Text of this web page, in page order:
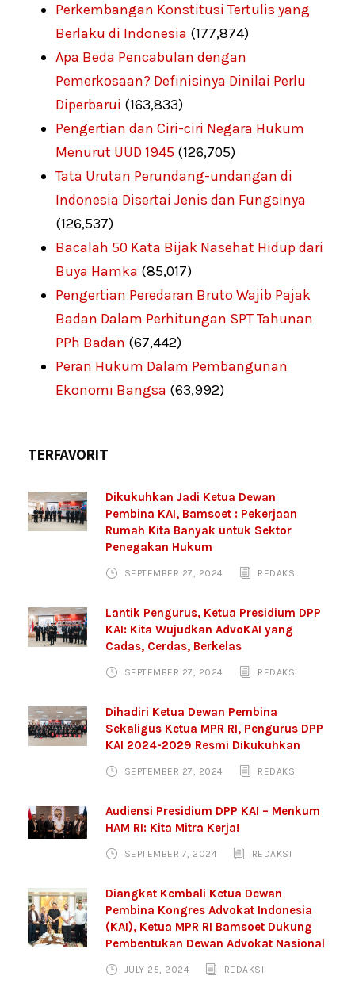
Perkembangan Konstitusi Tertulis yang
Berlaku di Indonesia (177,874)
Apa Beda Pencabulan dengan
Pemerkosaan? Definisinya Dinilai Perlu
Diperbarui (163,833)
Pengertian dan Ciri-ciri Negara Hukum
Menurut UUD 1945 (126,705)
Tata Urutan Perundang-undangan di
Indonesia Disertai Jenis dan Fungsinya
(126,537)
Bacalah 50 Kata Bijak Nasehat Hidup dari
Buya Hamka (85,017)
Pengertian Peredaran Bruto Wajib Pajak
Badan Dalam Perhitungan SPT Tahunan
PPh Badan (67,442)
Peran Hukum Dalam Pembangunan
Ekonomi Bangsa (63,992)
TERFAVORIT
Dikukuhkan Jadi Ketua Dewan
Pembina KAI, Bamsoet : Pekerjaan
Rumah Kita Banyak untuk Sektor
Penegakan Hukum
SEPTEMBER 27, 2024 REDAKSI
Lantik Pengurus, Ketua Presidium DPP
KAI: Kita Wujudkan AdvoKAI yang
Cadas, Cerdas, Berkelas
SEPTEMBER 27, 2024 REDAKSI
Dihadiri Ketua Dewan Pembina
Sekaligus Ketua MPR RI, Pengurus DPP
KAI 2024-2029 Resmi Dikukuhkan
SEPTEMBER 27, 2024 REDAKSI
Audiensi Presidium DPP KAI – Menkum
HAM RI: Kita Mitra Kerja!
SEPTEMBER 7, 2024 REDAKSI
Diangkat Kembali Ketua Dewan
Pembina Kongres Advokat Indonesia
(KAI), Ketua MPR RI Bamsoet Dukung
Pembentukan Dewan Advokat Nasional
JULY 25, 2024 REDAKSI